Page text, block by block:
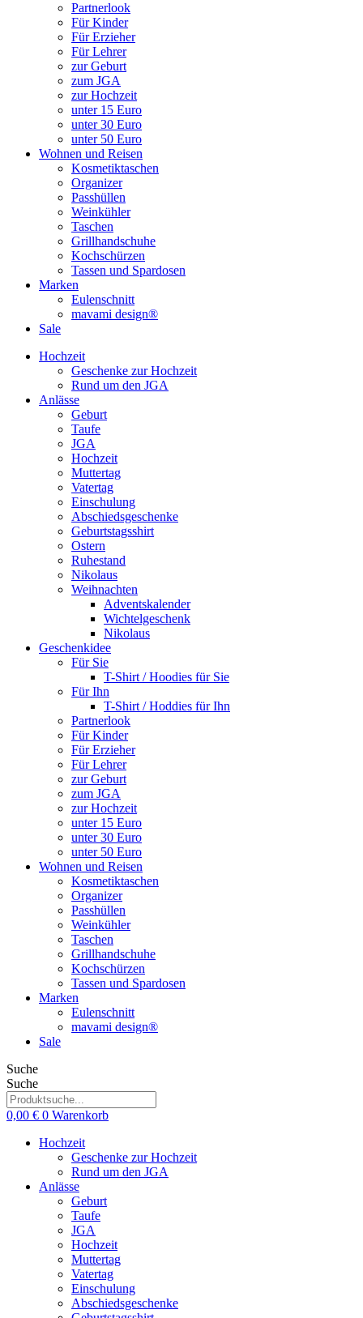
Partnerlook
Für Kinder
Für Erzieher
Für Lehrer
zur Geburt
zum JGA
zur Hochzeit
unter 15 Euro
unter 30 Euro
unter 50 Euro
Wohnen und Reisen
Kosmetiktaschen
Organizer
Passhüllen
Weinkühler
Taschen
Grillhandschuhe
Kochschürzen
Tassen und Spardosen
Marken
Eulenschnitt
mavami design®
Sale
Hochzeit
Geschenke zur Hochzeit
Rund um den JGA
Anlässe
Geburt
Taufe
JGA
Hochzeit
Muttertag
Vatertag
Einschulung
Abschiedsgeschenke
Geburtstagsshirt
Ostern
Ruhestand
Nikolaus
Weihnachten
Adventskalender
Wichtelgeschenk
Nikolaus
Geschenkidee
Für Sie
T-Shirt / Hoodies für Sie
Für Ihn
T-Shirt / Hoddies für Ihn
Partnerlook
Für Kinder
Für Erzieher
Für Lehrer
zur Geburt
zum JGA
zur Hochzeit
unter 15 Euro
unter 30 Euro
unter 50 Euro
Wohnen und Reisen
Kosmetiktaschen
Organizer
Passhüllen
Weinkühler
Taschen
Grillhandschuhe
Kochschürzen
Tassen und Spardosen
Marken
Eulenschnitt
mavami design®
Sale
Suche
Suche
0,00 € 0 Warenkorb
Hochzeit
Geschenke zur Hochzeit
Rund um den JGA
Anlässe
Geburt
Taufe
JGA
Hochzeit
Muttertag
Vatertag
Einschulung
Abschiedsgeschenke